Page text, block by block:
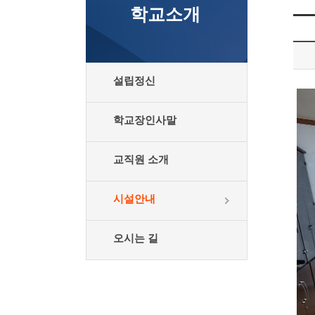
학교소개
설립정신
학교장인사말
교직원 소개
시설안내
오시는 길